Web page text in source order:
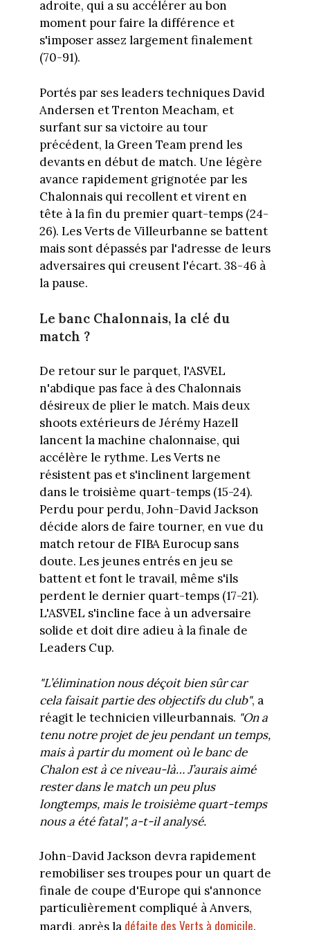
adroite, qui a su accélérer au bon
moment pour faire la différence et
s'imposer assez largement finalement
(70-91).
Portés par ses leaders techniques David
Andersen et Trenton Meacham, et
surfant sur sa victoire au tour
précédent, la Green Team prend les
devants en début de match. Une légère
avance rapidement grignotée par les
Chalonnais qui recollent et virent en
tête à la fin du premier quart-temps (24-
26). Les Verts de Villeurbanne se battent
mais sont dépassés par l'adresse de leurs
adversaires qui creusent l'écart. 38-46 à
la pause.
Le banc Chalonnais, la clé du
match ?
De retour sur le parquet, l'ASVEL
n'abdique pas face à des Chalonnais
désireux de plier le match. Mais deux
shoots extérieurs de Jérémy Hazell
lancent la machine chalonnaise, qui
accélère le rythme. Les Verts ne
résistent pas et s'inclinent largement
dans le troisième quart-temps (15-24).
Perdu pour perdu, John-David Jackson
décide alors de faire tourner, en vue du
match retour de FIBA Eurocup sans
doute. Les jeunes entrés en jeu se
battent et font le travail, même s'ils
perdent le dernier quart-temps (17-21).
L'ASVEL s'incline face à un adversaire
solide et doit dire adieu à la finale de
Leaders Cup.
"L’élimination nous déçoit bien sûr car
cela faisait partie des objectifs du club", a
réagit le technicien villeurbannais. "On a
tenu notre projet de jeu pendant un temps,
mais à partir du moment où le banc de
Chalon est à ce niveau-là… J’aurais aimé
rester dans le match un peu plus
longtemps, mais le troisième quart-temps
nous a été fatal", a-t-il analysé.
John-David Jackson devra rapidement
remobiliser ses troupes pour un quart de
finale de coupe d'Europe qui s'annonce
particulièrement compliqué à Anvers,
mardi, après la défaite des Verts à domicile.